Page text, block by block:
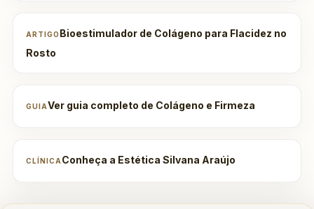
ARTIGO Bioestimulador de Colágeno para Flacidez no
Rosto
GUIAVer guia completo de Colágeno e Firmeza
CLÍNICA Conheça a Estética Silvana Araújo